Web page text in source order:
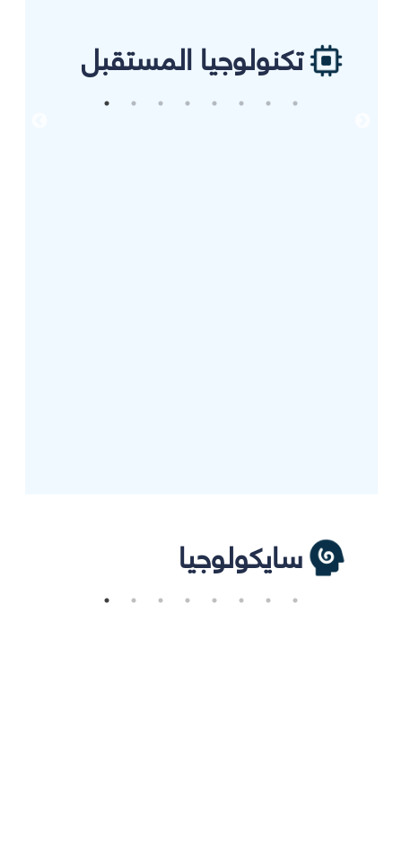
تكنولوجيا المستقبل
سايكولوجيا